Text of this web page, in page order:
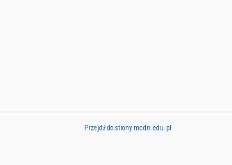
Przejdź do strony mcdn.edu.pl